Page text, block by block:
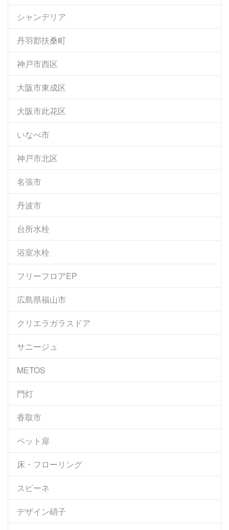
シャンデリア
丹羽郡扶桑町
神戸市西区
大阪市東成区
大阪市此花区
いなべ市
神戸市北区
名張市
丹波市
台所水栓
浴室水栓
フリーフロアEP
広島県福山市
クリエラガラスドア
サニージュ
METOS
門灯
香取市
ペット扉
床・フローリング
スピーネ
デザイン硝子